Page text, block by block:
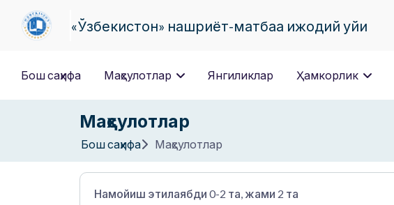
«Ўзбекистон» нашриёт-матбаа ижодий уйи
Бош саҳифа Маҳсулотлар Янгиликлар Ҳамкорлик
Маҳсулотлар
Бош саҳифа Маҳсулотлар
Намойиш этилаябди 0-2 та, жами 2 та